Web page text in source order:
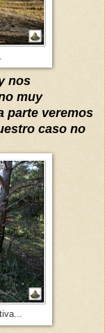
nos
muy
parte veremos
caso no